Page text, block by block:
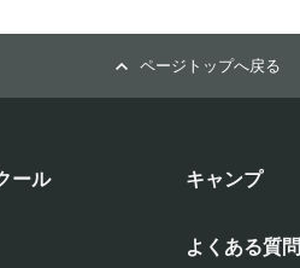
ページトップへ戻る
ール キャンプ
よくある質問